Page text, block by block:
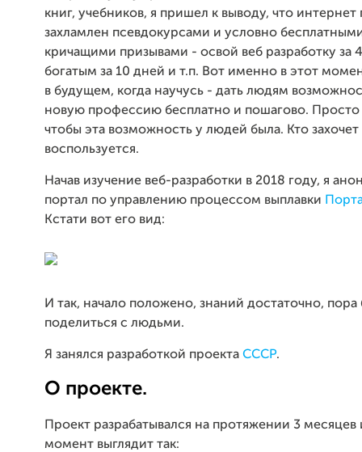
книг, учебников, я пришел к выводу, что интернет
захламлен псевдокурсами и условно
кричащими призывами - освой веб разработку за
богатым за 10 дней и т.п. Вот именно в этот
в будущем, когда научусь - дать людям
новую профессию бесплатно и пошагово. Просто
чтобы эта возможность у людей была. Кто захочет
воспользуется.
Начав изучение веб-разработки в 2018 году, я
портал по управлению процессом выплавки
Кстати вот его вид:
И так, начало положено, знаний достаточно,
поделиться с людьми.
Я занялся разработкой проекта СССР.
О проекте.
Проект разрабатывался на протяжении 3
момент выглядит так: